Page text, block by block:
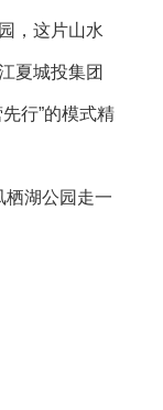
，这片山水
夏城投集团
行”的模式精
湖公园走一